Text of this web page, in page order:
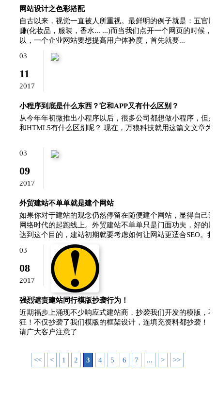
网站设计之色彩搭配
自古以来，视觉一直被人所重视。最鲜明的例子就是：五官
赚(化妆品，服装，香水... ...)而当我们点开一个网页的时候，
以，一个企业网站要想提高用户体验度，首先就要...
03
11
2017
小程序到底是什么东西？它和APP又有什么区别？
从今年年初微推出小程序以后，很多公司都想做小程序，但
和HTML5有什么区别呢？ 现在，万狼科技就用这篇文文章为
03
09
2017
外贸建站不单单就是建个网站
如果你对于建站的观念仍然停留在随便建个网站，显得自己
网络时代的起跑线上。外贸建站不单单只是门面功夫，好的
达到这个目的，建站初期就要考虑如何让网站更适合SEO。
03
08
2017
强烈谴责建站同行模版抄袭行为！
近期福步上涌现不少响应式建站商，抄袭我们开发的模版，
狂！不仅抄袭了我们模版的框架设计，连填充资料都抄袭！
请广大客户注意了
<< < 1 2 3 4 5 6 7 ... > >>